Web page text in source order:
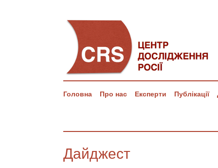
Головна Про нас Експерти Публікації
Дайджест